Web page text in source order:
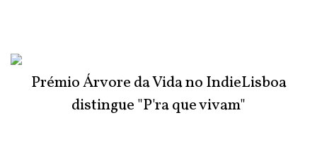
Prémio Árvore da Vida no IndieLisboa
distingue "P'ra que vivam"